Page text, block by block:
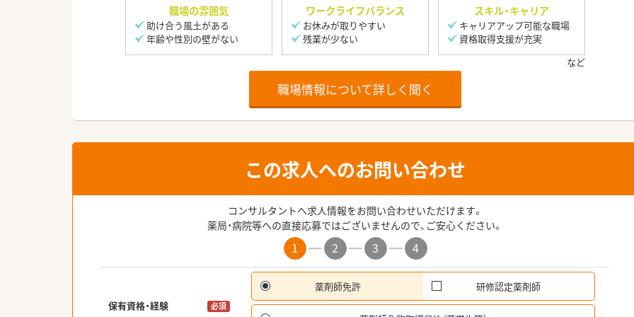
職場の雰囲気
助け合う風土がある
年齢や性別の壁がない
ワークライフバランス
お休みが取りやすい
残業が少ない
スキル・キャリア
キャリアアップ可能な職場
資格取得支援が充実
職場情報について詳しく聞く
この求人へのお問い合わせ
コンサルタントへ求人情報をお問い合わせいただけます。
薬局・病院等への直接応募ではございませんので、ご安心ください。
1 2 3 4
保有資格・経験 必須
薬剤師免許 研修認定薬剤師